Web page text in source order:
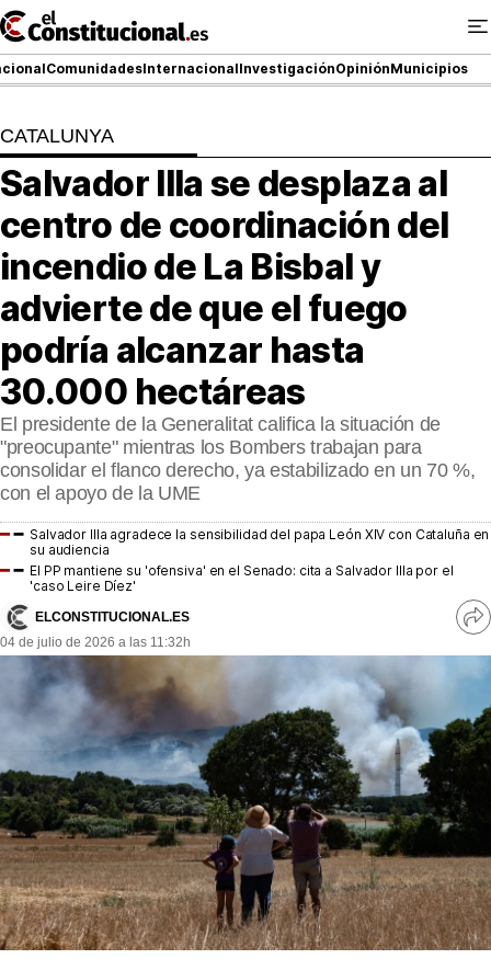
Ir
al
contenido
ComunidadesInternacionalInvestigaciónOpiniónMunicipios
NACIONAL
ElConstitucional TV
MásQueTele
ElConstitucional +
MásQueEstilo
MásQuePartidos
MásQueSucesos
MásQueMercados
JuicioExprés
INVESTIGACIÓN
INTERNACIONAL
OPINIÓN
MUNICIPIOS
CATALUNYA
Salvador Illa se desplaza al
centro de coordinación del
incendio de La Bisbal y
advierte de que el fuego
podría alcanzar hasta
30.000 hectáreas
El presidente de la Generalitat califica la situación de
"preocupante" mientras los Bombers trabajan para
consolidar el flanco derecho, ya estabilizado en un 70 %,
con el apoyo de la UME
Salvador Illa agradece la sensibilidad del papa León XIV con Cataluña en
su audiencia
El PP mantiene su 'ofensiva' en el Senado: cita a Salvador Illa por el
'caso Leire Díez'
ELCONSTITUCIONAL.ES
04 de julio de 2026 a las 11:32h